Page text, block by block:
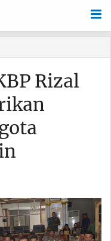
Rizal